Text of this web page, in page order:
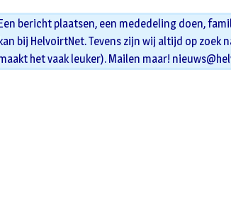
bericht plaatsen, een mededeling doen,
bij HelvoirtNet. Tevens zijn wij altijd op
het vaak leuker). Mailen maar!